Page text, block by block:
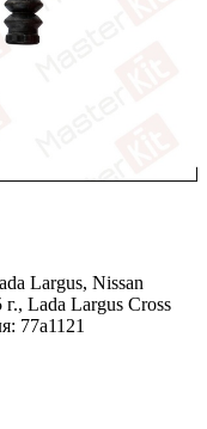
Largus, Nissan
Lada Largus Cross
77a1121